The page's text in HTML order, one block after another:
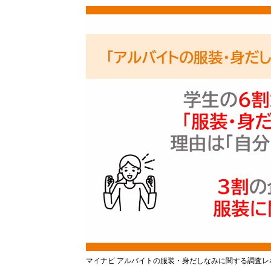
マイナビ アルバイトの服装・身だしなみに関する調査